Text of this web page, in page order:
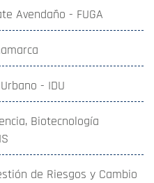
Avendaño - FUGA
- IDU
Biotecnología
de Riesgos y Cambio